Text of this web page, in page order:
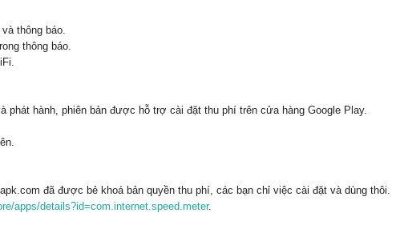
thông báo.
thông báo.
phát hành, phiên bản được hỗ trợ cài đặt thu phí trên cửa hàng Google Play.
đã được bẻ khoá bản quyền thu phí, các bạn chỉ việc cài đặt và dùng thôi.
apps/details?id=com.internet.speed.meter.